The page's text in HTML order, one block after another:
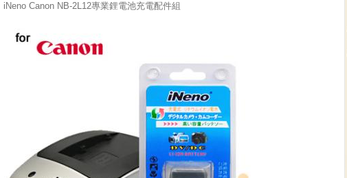
iNeno Canon NB-2L12專業鋰電池充電配件組